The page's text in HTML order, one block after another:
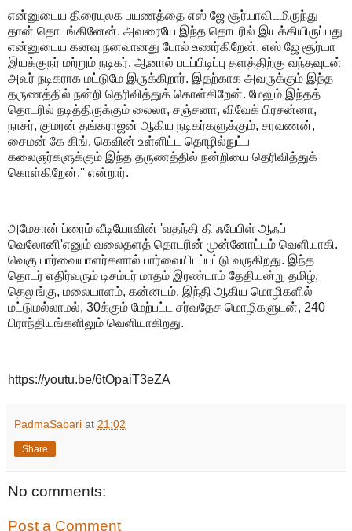
என்னுடைய திரையுலக பயணத்தை எஸ் ஜே சூர்யாவிடமிருந்து
தான் தொடங்கினேன். அவரையே இந்த தொடரில் இயக்கியிருப்பது
என்னுடைய கனவு நனவானது போல் உணர்கிறேன். எஸ் ஜே சூர்யா
இயக்குநர் மற்றும் நடிகர். ஆனால் படப்பிடிப்பு தளத்திற்கு வந்தவுடன்
அவர் நடிகராக மட்டுமே இருக்கிறார். இதற்காக அவருக்கும் இந்த
தருணத்தில் நன்றி தெரிவித்துக் கொள்கிறேன். மேலும் இந்தத்
தொடரில் நடித்திருக்கும் லைலா, சஞ்சனா, விவேக் பிரசன்னா,
நாசர், குமரன் தங்கராஜன் ஆகிய நடிகர்களுக்கும், சரவணன்,
சைமன் கே கிங், கெவின் உள்ளிட்ட தொழில்நுட்ப
கலைஞர்களுக்கும் இந்த தருணத்தில் நன்றியை தெரிவித்துக்
கொள்கிறேன்.'' என்றார்.
அமேசான் ப்ரைம் வீடியோவின் 'வதந்தி தி ஃபேபிள் ஆஃப்
வெலோனி'எனும் வலைதளத் தொடரின் முன்னோட்டம் வெளியாகி.
வெகு பார்வையாளர்களால் பார்வையிடப்பட்டு வருகிறது. இந்த
தொடர் எதிர்வரும் டிசம்பர் மாதம் இரண்டாம் தேதியன்று தமிழ்,
தெலுங்கு, மலையாளம், கன்னடம், இந்தி ஆகிய மொழிகளில்
மட்டுமல்லாமல், 30க்கும் மேற்பட்ட சர்வதேச மொழிகளுடன், 240
பிராந்தியங்களிலும் வெளியாகிறது.
https://youtu.be/6tOpaiT3eZA
PadmaSabari at 21:02
Share
No comments:
Post a Comment